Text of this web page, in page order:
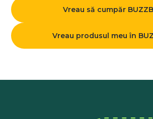
Vreau să cumpăr
Vreau produsul meu în